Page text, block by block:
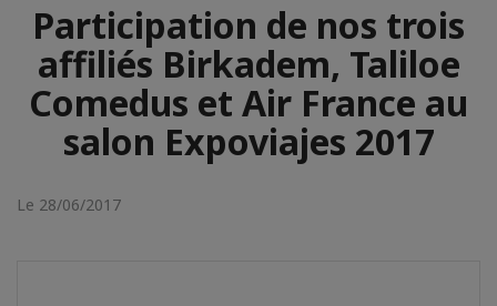
Participation de nos trois
affiliés Birkadem, Taliloe
Comedus et Air France au
salon Expoviajes 2017
Le 28/06/2017